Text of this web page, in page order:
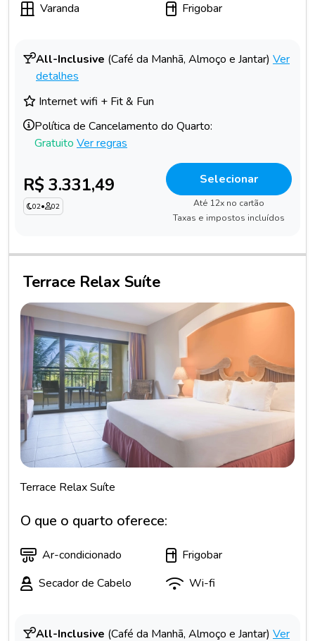
Varanda
Frigobar
All-Inclusive (Café da Manhã, Almoço e Jantar) Ver
detalhes
Internet wifi + Fit & Fun
Política de Cancelamento do Quarto:
Gratuito Ver regras
R$ 3.331,49
02• 02
Selecionar
Até 12x no cartão
Taxas e impostos incluídos
Terrace Relax Suíte
Terrace Relax Suíte
O que o quarto oferece:
Ar-condicionado
Frigobar
Secador de Cabelo
Wi-fi
All-Inclusive (Café da Manhã, Almoço e Jantar) Ver